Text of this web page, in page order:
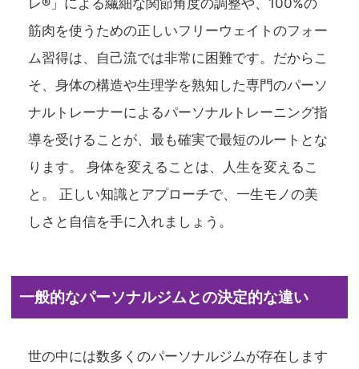
レ®」による繊細な関節角度の調整や、100%の
筋肉を使うための正しいフリーウェイトのフォー
ム習得は、自己流では非常に困難です。だからこ
そ、身体の構造や生理学を熟知した専門のパーソ
ナルトレーナーによるパーソナルトレーニング指
導を受けることが、最も確実で最短のルートとな
ります。 身体を変えることは、人生を変えるこ
と。 正しい知識とアプローチで、一生モノの美
しさと自信を手に入れましょう。
一般的なパーソナルジムとの決定的な違い
世の中には数多くのパーソナルジムが存在します